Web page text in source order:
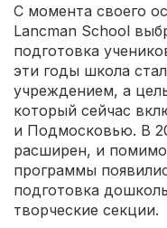
С момента своего
Lancman School
подготовка
эти годы школа
учреждением, а
который сейчас
и Подмосковью. В
расширен, и
программы
подготовка
творческие секции.